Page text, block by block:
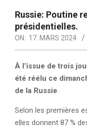
Russie: Poutine
présidentielles.
ON: 17. MARS 2024
À l’issue de trois
été réélu ce
de la Russie.
Selon les premières
elles donnent 87 %